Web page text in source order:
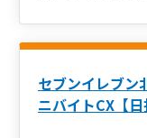
セブンイレブン
ニバイトCX【日